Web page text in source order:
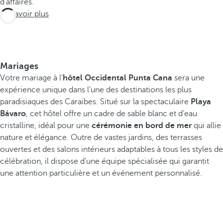
d'affaires.
En savoir plus
Mariages
Votre mariage à l’hôtel Occidental Punta Cana sera une
expérience unique dans l’une des destinations les plus
paradisiaques des Caraïbes. Situé sur la spectaculaire Playa
Bávaro, cet hôtel offre un cadre de sable blanc et d’eau
cristalline, idéal pour une cérémonie en bord de mer qui allie
nature et élégance. Outre de vastes jardins, des terrasses
ouvertes et des salons intérieurs adaptables à tous les styles de
célébration, il dispose d’une équipe spécialisée qui garantit
une attention particulière et un événement personnalisé.